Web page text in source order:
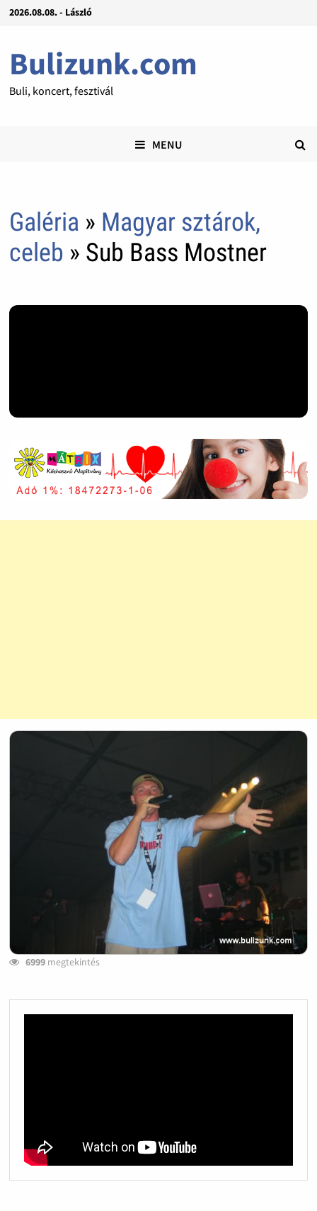
2026.08.08. - László
Bulizunk.com
Buli, koncert, fesztivál
MENU
Galéria » Magyar sztárok,
celeb » Sub Bass Mostner
6999megtekintés